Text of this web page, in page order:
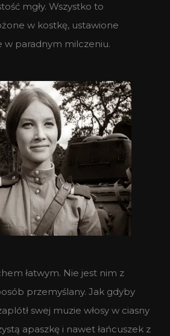
mgły. Wszystko to
w kostkę, ustawione
w paradnym milczeniu.
łatwym. Nie jest nim z
przemyślany. Jak gdyby
swej muzie włosy w ciasny
apaszkę i nawet łańcuszek z